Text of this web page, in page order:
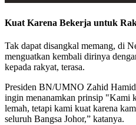
Kuat Karena Bekerja untuk
Tak dapat disangkal memang, di
menguatkan kembali dirinya
kepada rakyat, terasa.
Presiden BN/UMNO Zahid
ingin menanamkan prinsip "Kami
lemah, tetapi kami kuat karena
seluruh Bangsa Johor,” katanya.